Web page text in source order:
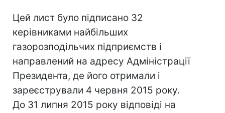
Цей лист було підписано 32
керівниками найбільших
газорозподільчих підприємств і
направлений на адресу Адміністрації
Президента, де його отримали і
зареєстрували 4 червня 2015 року.
До 31 липня 2015 року відповіді на